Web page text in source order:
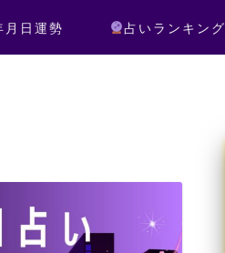
月日運勢 占いランキング